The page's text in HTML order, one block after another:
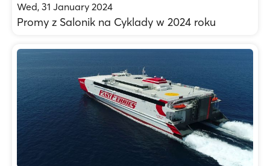
Wed, 31 January 2024
Promy z Salonik na Cyklady w 2024 roku